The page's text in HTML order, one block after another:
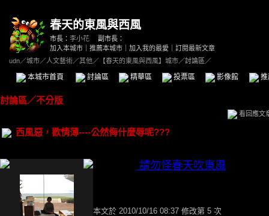
春天的東風與西風
市長： 李小花
副市長：
加入本城市
推薦本城市 加入我的最愛
訂閱最新文章
udn／城市／人文藝術／其他／ 【春天的東風與西風】城市／討論區／
本城市首頁 討論區 精華區 投票區 影像館
討論區／不分版
看回應文
西風惡，歡情薄----公然侮什麼辱呢???
請勿怪春天吹東風
本文於 2010/10/16 08:37 修改第 5 次